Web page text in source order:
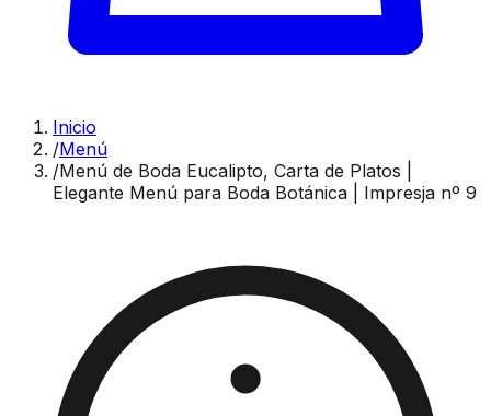
Inicio
/Menú
/Menú de Boda Eucalipto, Carta de Platos |
Elegante Menú para Boda Botánica | Impresja nº 9